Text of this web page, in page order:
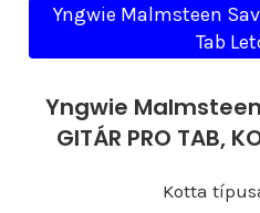
Yngwie Malmsteen
Tab
Yngwie
GITÁR PRO TAB,
Kotta